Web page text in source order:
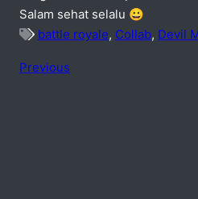
Salam sehat selalu 😀
battle royale, Collab, Devil
Previous